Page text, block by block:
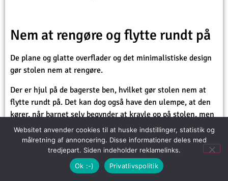
Nem at rengøre og flytte rundt på
De plane og glatte overflader og det minimalistiske design
gør stolen nem at rengøre.
Der er hjul på de bagerste ben, hvilket gør stolen nem at
flytte rundt på. Det kan dog også have den ulempe, at den
kører, når barnet selv begynder at kravle op på stolen, men
de mindsker risikoen for, at stolen vælter.
Kan bruges som læringstårn
Websitet anvender cookies til at huske indstillinger, statistik og
målretning af annoncering. Disse informationer deles med
tredjepart. Siden indeholder reklamelinks.
Ok :-)
Privatlivspolitik